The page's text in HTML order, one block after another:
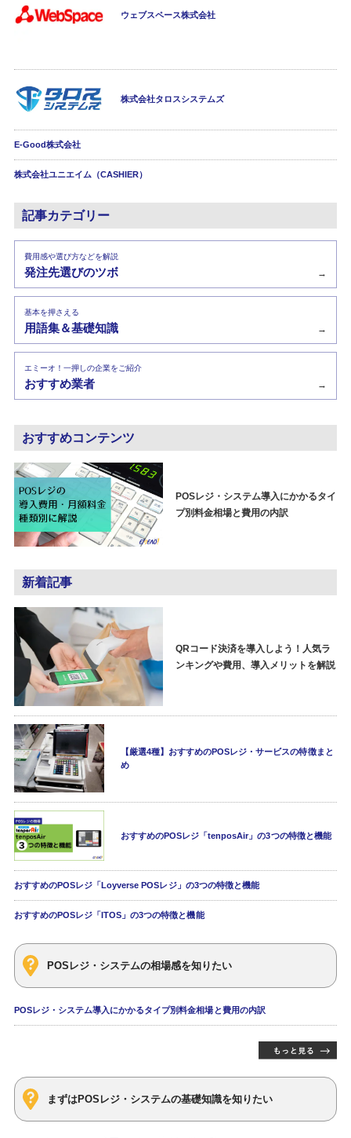
ウェブスペース株式会社
株式会社タロスシステムズ
E-Good株式会社
株式会社ユニエイム（CASHIER）
記事カテゴリー
費用感や選び方などを解説
発注先選びのツボ →
基本を押さえる
用語集＆基礎知識 →
エミーオ！一押しの企業をご紹介
おすすめ業者 →
おすすめコンテンツ
POSレジ・システム導入にかかるタイ
プ別料金相場と費用の内訳
新着記事
QRコード決済を導入しよう！人気ラ
ンキングや費用、導入メリットを解説
【厳選4種】おすすめのPOSレジ・サービスの特徴まと
め
おすすめのPOSレジ「tenposAir」の3つの特徴と機能
おすすめのPOSレジ「Loyverse POSレジ」の3つの特徴と機能
おすすめのPOSレジ「ITOS」の3つの特徴と機能
POSレジ・システムの相場感を知りたい
POSレジ・システム導入にかかるタイプ別料金相場と費用の内訳
まずはPOSレジ・システムの基礎知識を知りたい